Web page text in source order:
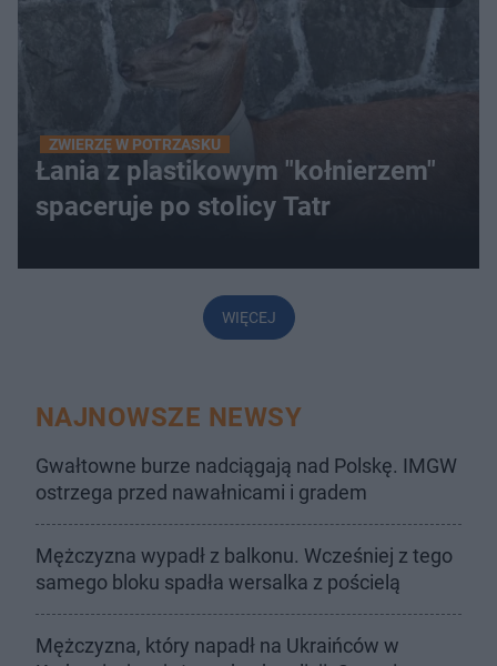
ZWIERZĘ W POTRZASKU
Łania z plastikowym "kołnierzem"
spaceruje po stolicy Tatr
WIĘCEJ
NAJNOWSZE NEWSY
Gwałtowne burze nadciągają nad Polskę. IMGW
ostrzega przed nawałnicami i gradem
Mężczyzna wypadł z balkonu. Wcześniej z tego
samego bloku spadła wersalka z pościelą
Mężczyzna, który napadł na Ukraińców w